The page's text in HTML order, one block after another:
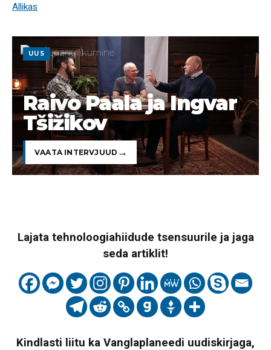
Allikas
UUS
Raivo Paala ja Ingvar
Tšižikov
VAATA INTERVJUUD
Lajata tehnoloogiahiidude tsensuurile ja jaga
seda artiklit!
Kindlasti liitu ka Vanglaplaneedi uudiskirjaga,